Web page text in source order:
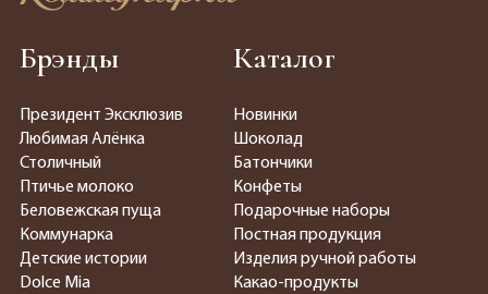
Брэнды
Президент Эксклюзив
Любимая Алёнка
Столичный
Птичье молоко
Беловежская пуща
Коммунарка
Детские истории
Dolce Mia
Каталог
Новинки
Шоколад
Батончики
Конфеты
Подарочные наборы
Постная продукция
Изделия ручной работы
Какао-продукты